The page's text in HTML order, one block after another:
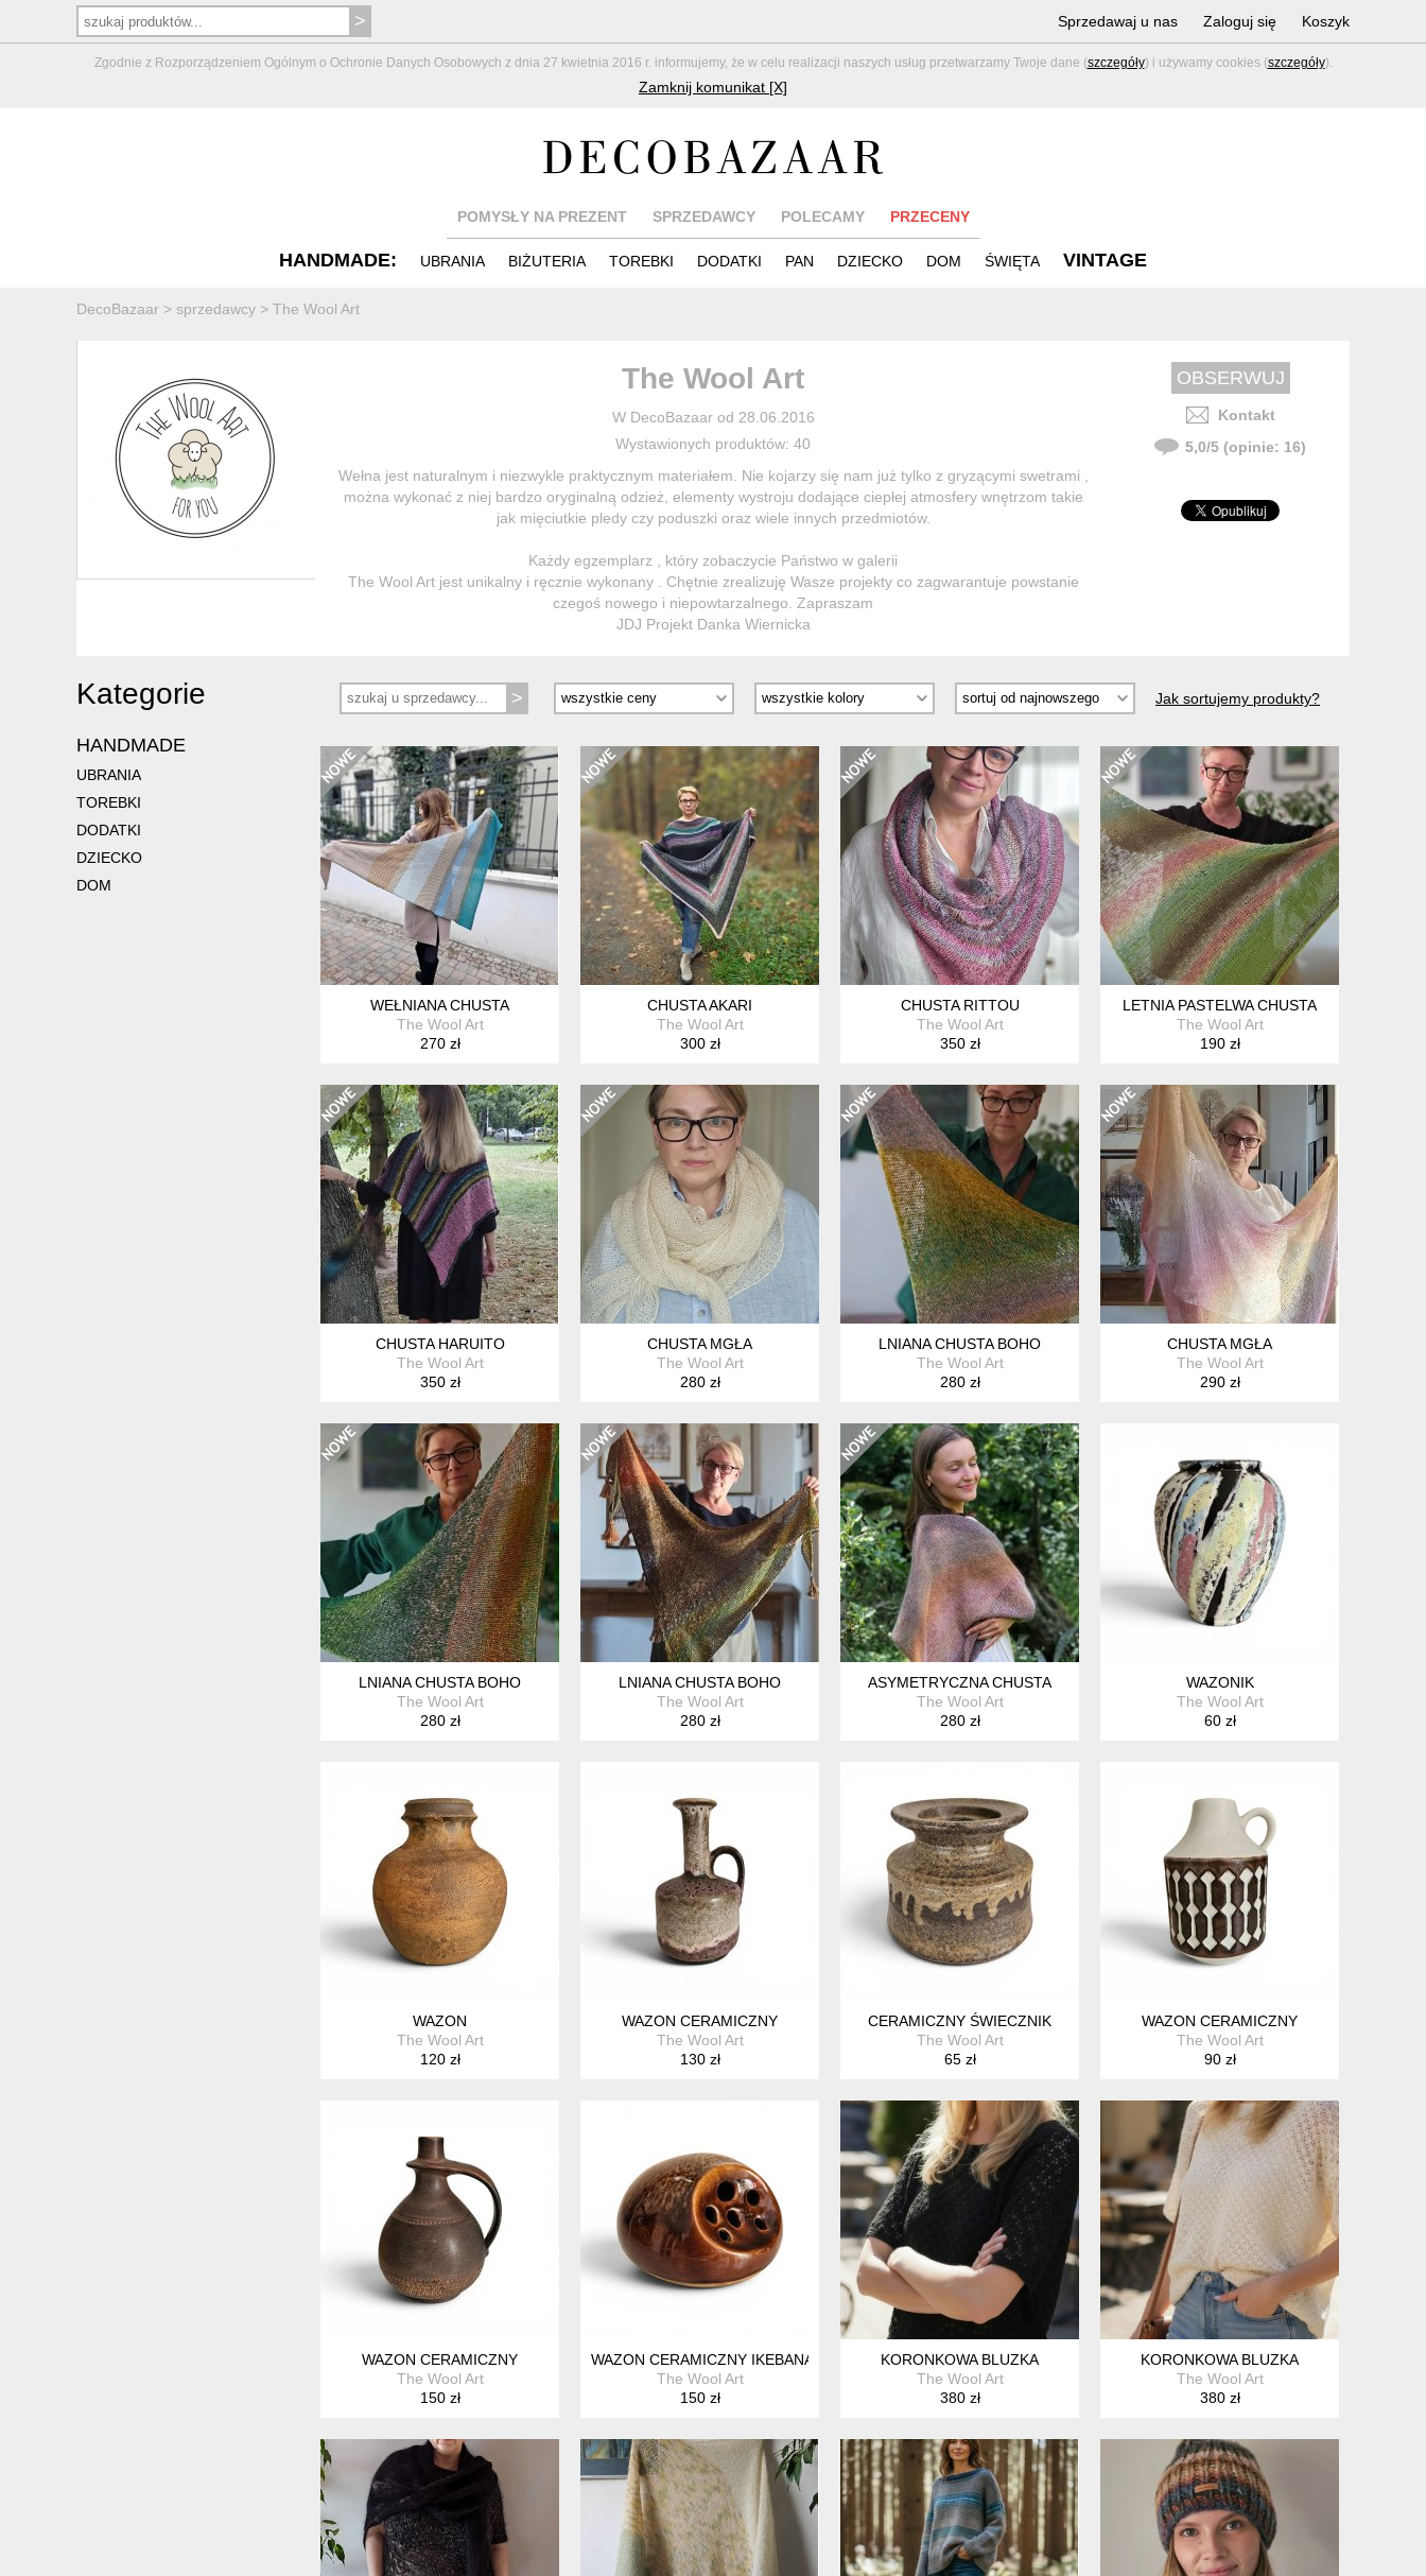
Zgodnie z Rozporządzeniem Ogólnym o Ochronie Danych Osobowych z dnia 27 kwietnia 2016 r. informujemy, że w celu realizacji naszych usług przetwarzamy Twoje dane (szczegóły) i używamy cookies (szczegóły).
Zamknij komunikat [X]
Sprzedawaj u nas Zaloguj się Koszyk
POMYSŁY NA PREZENT SPRZEDAWCY POLECAMY PRZECENY
HANDMADE: UBRANIA BIŻUTERIA TOREBKI DODATKI PAN DZIECKO DOM ŚWIĘTA VINTAGE
DecoBazaar > sprzedawcy > The Wool Art
Kontakt
5,0/5 (opinie: 16)
The Wool Art
W DecoBazaar od 28.06.2016
Wystawionych produktów: 40
Wełna jest naturalnym i niezwykle praktycznym materiałem. Nie kojarzy się nam już tylko z gryzącymi swetrami ,
można wykonać z niej bardzo oryginalną odzież, elementy wystroju dodające ciepłej atmosfery wnętrzom takie
jak mięciutkie pledy czy poduszki oraz wiele innych przedmiotów.
Każdy egzemplarz , który zobaczycie Państwo w galerii
The Wool Art jest unikalny i ręcznie wykonany . Chętnie zrealizuję Wasze projekty co zagwarantuje powstanie
czegoś nowego i niepowtarzalnego. Zapraszam
JDJ Projekt Danka Wiernicka
Kategorie
HANDMADE
UBRANIA
TOREBKI
DODATKI
DZIECKO
DOM
Jak sortujemy produkty?
WEŁNIANA CHUSTA
The Wool Art
270 zł
CHUSTA AKARI
The Wool Art
300 zł
CHUSTA RITTOU
The Wool Art
350 zł
LETNIA PASTELWA CHUSTA
The Wool Art
190 zł
CHUSTA HARUITO
The Wool Art
350 zł
CHUSTA MGŁA
The Wool Art
280 zł
LNIANA CHUSTA BOHO
The Wool Art
280 zł
CHUSTA MGŁA
The Wool Art
290 zł
LNIANA CHUSTA BOHO
The Wool Art
280 zł
LNIANA CHUSTA BOHO
The Wool Art
280 zł
ASYMETRYCZNA CHUSTA
The Wool Art
280 zł
WAZONIK
The Wool Art
60 zł
WAZON
The Wool Art
120 zł
WAZON CERAMICZNY
The Wool Art
130 zł
CERAMICZNY ŚWIECZNIK
The Wool Art
65 zł
WAZON CERAMICZNY
The Wool Art
90 zł
WAZON CERAMICZNY
The Wool Art
150 zł
WAZON CERAMICZNY IKEBANA
The Wool Art
150 zł
KORONKOWA BLUZKA
The Wool Art
380 zł
KORONKOWA BLUZKA
The Wool Art
380 zł